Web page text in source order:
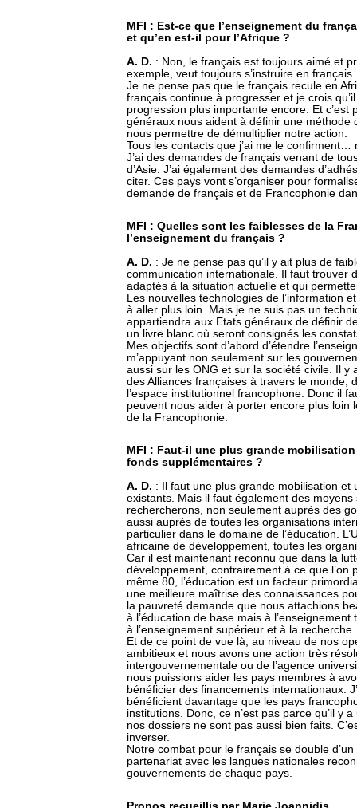
MFI : Est-ce que l’enseignement du
et qu’en est-il pour l’Afrique ?
A. D. : Non, le français est toujours aimé et
exemple, veut toujours s’instruire en
Je ne pense pas que le français recule en
français continue à progresser et je crois
progression plus importante encore. Et
généraux nous aident à définir une méthode
nous permettre de démultiplier notre action.
Tous les contacts que j’ai me le confirment…
J’ai des demandes de français venant de
d’Asie. J’ai également des demandes
citer. Ces pays vont s’organiser pour
demande de français et de Francophonie
MFI : Quelles sont les faiblesses de la
l’enseignement du français ?
A. D. : Je ne pense pas qu’il y ait plus de
communication internationale. Il faut trouver
adaptés à la situation actuelle et qui
Les nouvelles technologies de l’information
à aller plus loin. Mais je ne suis pas un
appartiendra aux Etats généraux de définir
un livre blanc où seront consignés les
Mes objectifs sont d’abord d’étendre
m’appuyant non seulement sur les
aussi sur les ONG et sur la société civile. Il y
des Alliances françaises à travers le monde,
l’espace institutionnel francophone. Donc il
peuvent nous aider à porter encore plus loin
de la Francophonie.
MFI : Faut-il une plus grande
fonds supplémentaires ?
A. D. : Il faut une plus grande mobilisation et
existants. Mais il faut également des
rechercherons, non seulement auprès des
aussi auprès de toutes les organisations
particulier dans le domaine de l’éducation.
africaine de développement, toutes les
Car il est maintenant reconnu que dans la
développement, contrairement à ce que l’on
même 80, l’éducation est un facteur
une meilleure maîtrise des connaissances
la pauvreté demande que nous attachions
à l’éducation de base mais à
à l’enseignement supérieur et à la recherche.
Et de ce point de vue là, au niveau de nos
ambitieux et nous avons une action très
intergouvernementale ou de l’agence
nous puissions aider les pays membres à
bénéficier des financements internationaux.
bénéficient davantage que les pays
institutions. Donc, ce n’est pas parce qu’il y
nos dossiers ne sont pas aussi bien faits.
inverser.
Notre combat pour le français se double
partenariat avec les langues nationales
gouvernements de chaque pays.